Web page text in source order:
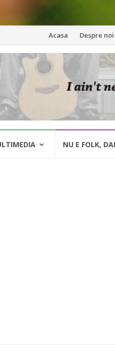
Skip
to
content
Acasa Despre noi
NU E FOLK,